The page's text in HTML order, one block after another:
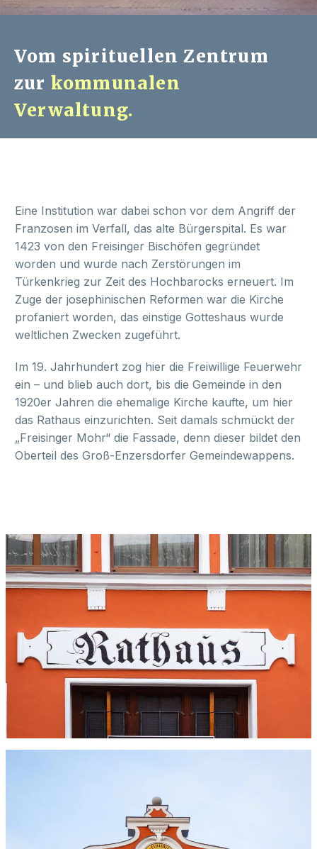
Vom spirituellen Zentrum
zur kommunalen
Verwaltung.
Eine Institution war dabei schon vor dem Angriff der
Franzosen im Verfall, das alte Bürgerspital. Es war
1423 von den Freisinger Bischöfen gegründet
worden und wurde nach Zerstörungen im
Türkenkrieg zur Zeit des Hochbarocks erneuert. Im
Zuge der josephinischen Reformen war die Kirche
profaniert worden, das einstige Gotteshaus wurde
weltlichen Zwecken zugeführt.
Im 19. Jahrhundert zog hier die Freiwillige Feuerwehr
ein – und blieb auch dort, bis die Gemeinde in den
1920er Jahren die ehemalige Kirche kaufte, um hier
das Rathaus einzurichten. Seit damals schmückt der
„Freisinger Mohr“ die Fassade, denn dieser bildet den
Oberteil des Groß-Enzersdorfer Gemeindewappens.